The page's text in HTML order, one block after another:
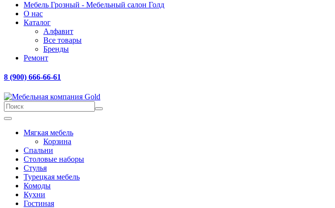
Мебель Грозный - Мебельный салон Голд
О нас
Каталог
Алфавит
Все товары
Бренды
Ремонт
8 (900) 666-66-61
Мягкая мебель
Корзина
Спальни
Столовые наборы
Стулья
Турецкая мебель
Комоды
Кухни
Гостиная